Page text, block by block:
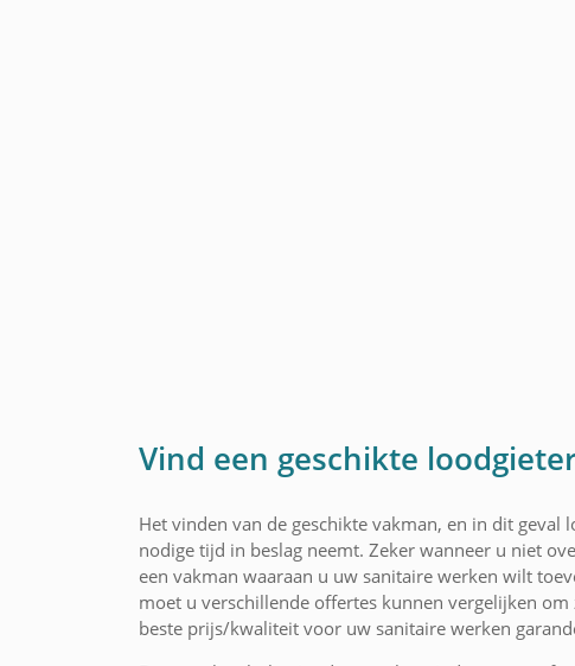
Vind een geschikte
Het vinden van de geschikte vakman, en in dit
nodige tijd in beslag neemt. Zeker wanneer u niet
een vakman waaraan u uw sanitaire werken wilt
moet u verschillende offertes kunnen vergelijken
beste prijs/kwaliteit voor uw sanitaire werken